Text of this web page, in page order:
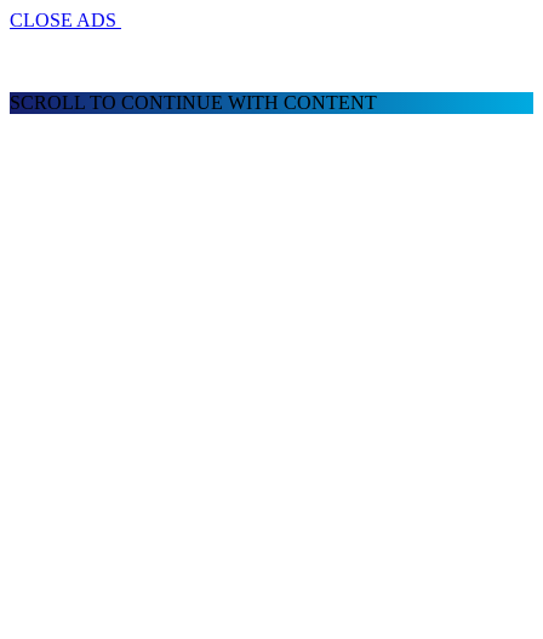
CLOSE ADS
SCROLL TO CONTINUE WITH CONTENT